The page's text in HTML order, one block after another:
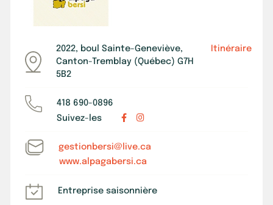
2022, boul Sainte-Geneviève,
Canton-Tremblay (Québec) G7H
5B2
Itinéraire
418 690-0896
Suivez-les
gestionbersi@live.ca
www.alpagabersi.ca
Entreprise saisonnière